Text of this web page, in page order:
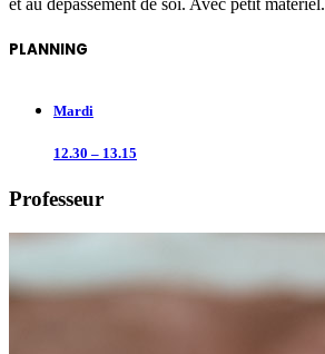
PLANNING
Mardi
12.30 – 13.15
Professeur